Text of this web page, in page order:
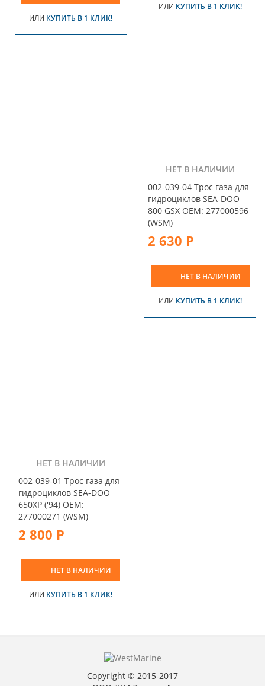
ИЛИ КУПИТЬ В 1 КЛИК!
ИЛИ КУПИТЬ В 1 КЛИК!
НЕТ В НАЛИЧИИ
002-039-04 Трос газа для
гидроциклов SEA-DOO
800 GSX OEM: 277000596
(WSM)
2 630 Р
НЕТ В НАЛИЧИИ
ИЛИ КУПИТЬ В 1 КЛИК!
НЕТ В НАЛИЧИИ
002-039-01 Трос газа для
гидроциклов SEA-DOO
650XP ('94) OEM:
277000271 (WSM)
2 800 Р
НЕТ В НАЛИЧИИ
ИЛИ КУПИТЬ В 1 КЛИК!
Copyright © 2015-2017